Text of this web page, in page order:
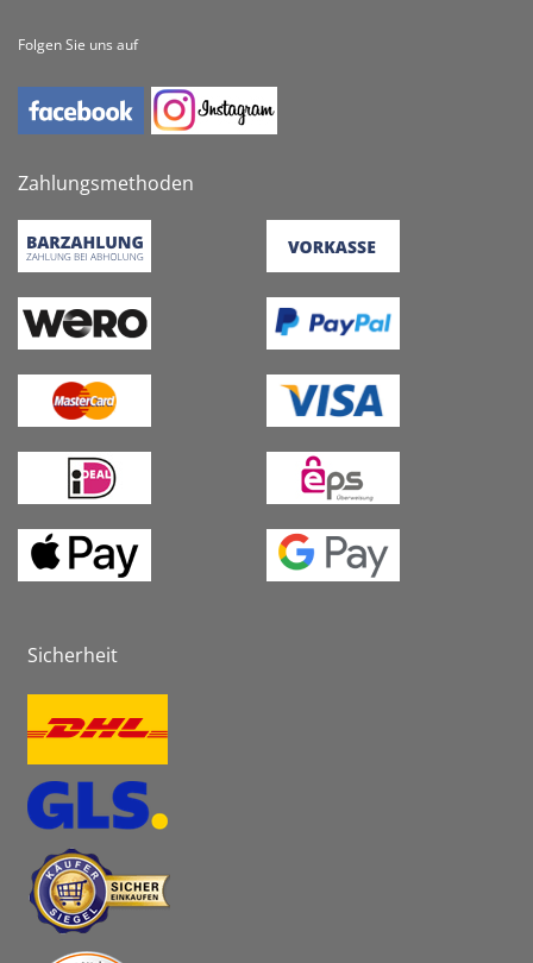
Folgen Sie uns auf
Zahlungsmethoden
Sicherheit